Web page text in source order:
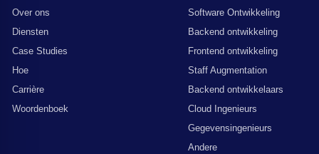
Over ons
Diensten
Case Studies
Hoe
Carrière
Woordenboek
Software Ontwikkeling
Backend ontwikkeling
Frontend ontwikkeling
Staff Augmentation
Backend ontwikkelaars
Cloud Ingenieurs
Gegevensingenieurs
Andere